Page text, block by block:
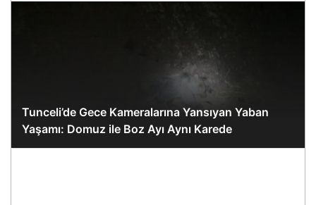
Tunceli’de Gece Kameralarına Yansıyan Yaban
Yaşamı: Domuz ile Boz Ayı Aynı Karede